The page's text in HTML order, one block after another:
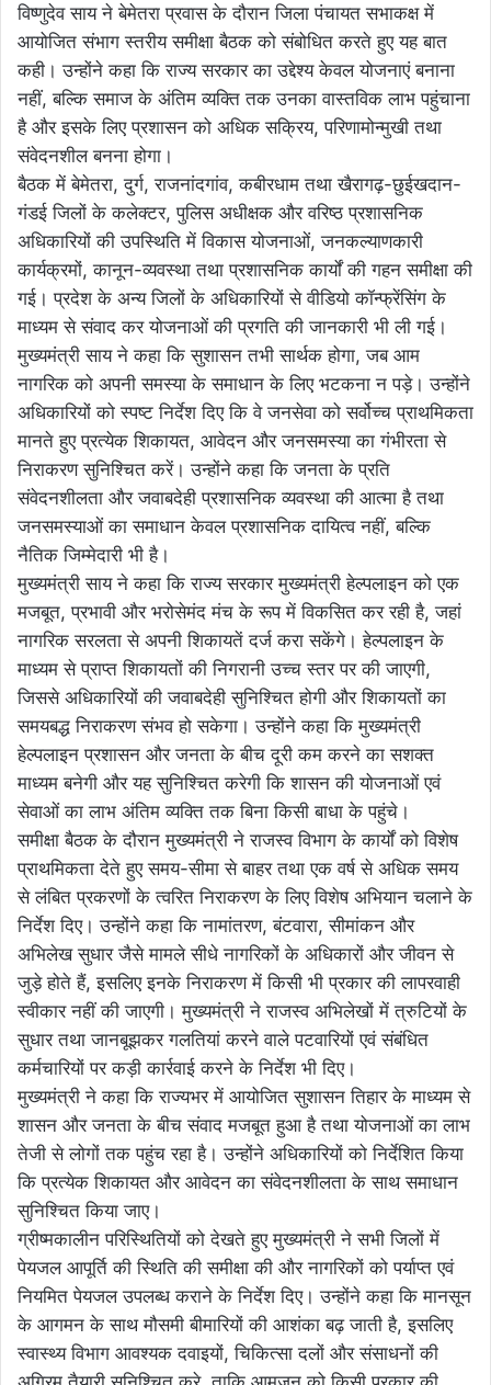
विष्णुदेव साय ने बेमेतरा प्रवास के दौरान जिला पंचायत सभाकक्ष में
आयोजित संभाग स्तरीय समीक्षा बैठक को संबोधित करते हुए यह बात
कही। उन्होंने कहा कि राज्य सरकार का उद्देश्य केवल योजनाएं बनाना
नहीं, बल्कि समाज के अंतिम व्यक्ति तक उनका वास्तविक लाभ पहुंचाना
है और इसके लिए प्रशासन को अधिक सक्रिय, परिणामोन्मुखी तथा
संवेदनशील बनना होगा।
बैठक में बेमेतरा, दुर्ग, राजनांदगांव, कबीरधाम तथा खैरागढ़-छुईखदान-
गंडई जिलों के कलेक्टर, पुलिस अधीक्षक और वरिष्ठ प्रशासनिक
अधिकारियों की उपस्थिति में विकास योजनाओं, जनकल्याणकारी
कार्यक्रमों, कानून-व्यवस्था तथा प्रशासनिक कार्यों की गहन समीक्षा की
गई। प्रदेश के अन्य जिलों के अधिकारियों से वीडियो कॉन्फ्रेंसिंग के
माध्यम से संवाद कर योजनाओं की प्रगति की जानकारी भी ली गई।
मुख्यमंत्री साय ने कहा कि सुशासन तभी सार्थक होगा, जब आम
नागरिक को अपनी समस्या के समाधान के लिए भटकना न पड़े। उन्होंने
अधिकारियों को स्पष्ट निर्देश दिए कि वे जनसेवा को सर्वोच्च प्राथमिकता
मानते हुए प्रत्येक शिकायत, आवेदन और जनसमस्या का गंभीरता से
निराकरण सुनिश्चित करें। उन्होंने कहा कि जनता के प्रति
संवेदनशीलता और जवाबदेही प्रशासनिक व्यवस्था की आत्मा है तथा
जनसमस्याओं का समाधान केवल प्रशासनिक दायित्व नहीं, बल्कि
नैतिक जिम्मेदारी भी है।
मुख्यमंत्री साय ने कहा कि राज्य सरकार मुख्यमंत्री हेल्पलाइन को एक
मजबूत, प्रभावी और भरोसेमंद मंच के रूप में विकसित कर रही है, जहां
नागरिक सरलता से अपनी शिकायतें दर्ज करा सकेंगे। हेल्पलाइन के
माध्यम से प्राप्त शिकायतों की निगरानी उच्च स्तर पर की जाएगी,
जिससे अधिकारियों की जवाबदेही सुनिश्चित होगी और शिकायतों का
समयबद्ध निराकरण संभव हो सकेगा। उन्होंने कहा कि मुख्यमंत्री
हेल्पलाइन प्रशासन और जनता के बीच दूरी कम करने का सशक्त
माध्यम बनेगी और यह सुनिश्चित करेगी कि शासन की योजनाओं एवं
सेवाओं का लाभ अंतिम व्यक्ति तक बिना किसी बाधा के पहुंचे।
समीक्षा बैठक के दौरान मुख्यमंत्री ने राजस्व विभाग के कार्यों को विशेष
प्राथमिकता देते हुए समय-सीमा से बाहर तथा एक वर्ष से अधिक समय
से लंबित प्रकरणों के त्वरित निराकरण के लिए विशेष अभियान चलाने के
निर्देश दिए। उन्होंने कहा कि नामांतरण, बंटवारा, सीमांकन और
अभिलेख सुधार जैसे मामले सीधे नागरिकों के अधिकारों और जीवन से
जुड़े होते हैं, इसलिए इनके निराकरण में किसी भी प्रकार की लापरवाही
स्वीकार नहीं की जाएगी। मुख्यमंत्री ने राजस्व अभिलेखों में त्रुटियों के
सुधार तथा जानबूझकर गलतियां करने वाले पटवारियों एवं संबंधित
कर्मचारियों पर कड़ी कार्रवाई करने के निर्देश भी दिए।
मुख्यमंत्री ने कहा कि राज्यभर में आयोजित सुशासन तिहार के माध्यम से
शासन और जनता के बीच संवाद मजबूत हुआ है तथा योजनाओं का लाभ
तेजी से लोगों तक पहुंच रहा है। उन्होंने अधिकारियों को निर्देशित किया
कि प्रत्येक शिकायत और आवेदन का संवेदनशीलता के साथ समाधान
सुनिश्चित किया जाए।
ग्रीष्मकालीन परिस्थितियों को देखते हुए मुख्यमंत्री ने सभी जिलों में
पेयजल आपूर्ति की स्थिति की समीक्षा की और नागरिकों को पर्याप्त एवं
नियमित पेयजल उपलब्ध कराने के निर्देश दिए। उन्होंने कहा कि मानसून
के आगमन के साथ मौसमी बीमारियों की आशंका बढ़ जाती है, इसलिए
स्वास्थ्य विभाग आवश्यक दवाइयों, चिकित्सा दलों और संसाधनों की